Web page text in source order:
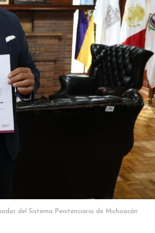
del Sistema Penitenciario de Michoacán